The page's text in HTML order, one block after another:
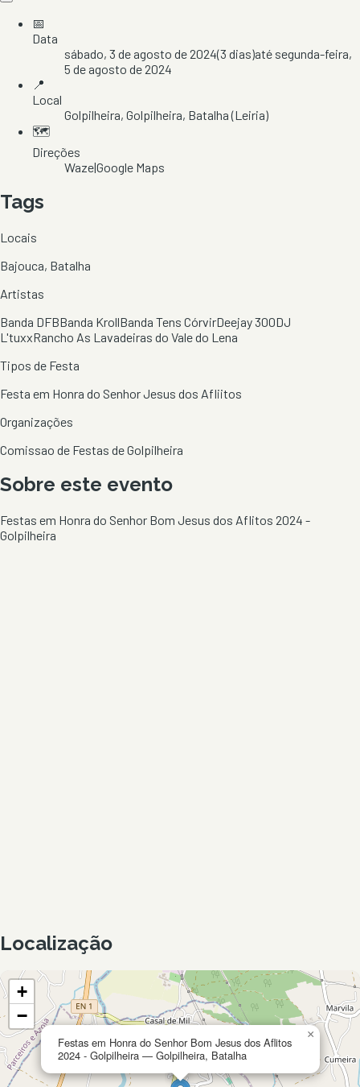
📅
Data
sábado, 3 de agosto de 2024(3 dias)até segunda-feira,
5 de agosto de 2024
📍
Local
Golpilheira, Golpilheira, Batalha(Leiria)
🗺️
Direções
Waze|Google Maps
Tags
Locais
Bajouca, Batalha
Artistas
Banda DFBBanda KrollBanda Tens CórvirDeejay 300DJ
L'tuxxRancho As Lavadeiras do Vale do Lena
Tipos de Festa
Festa em Honra do Senhor Jesus dos Afliitos
Organizações
Comissao de Festas de Golpilheira
Sobre este evento
Festas em Honra do Senhor Bom Jesus dos Aflitos 2024 -
Golpilheira
Localização
Festas em Honra do Senhor Bom Jesus dos Aflitos
2024 - Golpilheira — Golpilheira, Batalha
×
+
−